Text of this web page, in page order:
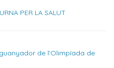
PER LA SALUT
de l'Olimpíada de